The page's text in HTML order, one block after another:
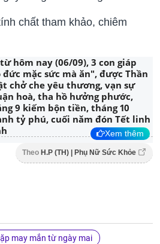
chất tham khảo, chiêm
hôm nay (06/09), 3 con giáp
đức mặc sức mà ăn", được Thần
chở che yêu thương, vạn sự
hoà, tha hồ hưởng phước,
9 kiếm bộn tiền, tháng 10
tỷ phú, cuối năm đón Tết linh
Xem thêm
Theo H.P (TH) | Phụ Nữ Sức Khỏe
may mắn từ ngày mai